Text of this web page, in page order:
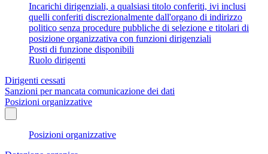
Incarichi dirigenziali, a qualsiasi titolo conferiti, ivi inclusi
quelli conferiti discrezionalmente dall'organo di indirizzo
politico senza procedure pubbliche di selezione e titolari di
posizione organizzativa con funzioni dirigenziali
Posti di funzione disponibili
Ruolo dirigenti
Dirigenti cessati
Sanzioni per mancata comunicazione dei dati
Posizioni organizzative
Posizioni organizzative